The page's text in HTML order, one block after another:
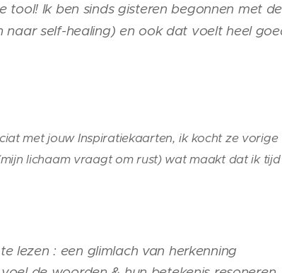
tool! Ik ben sinds gisteren begonnen met
self-healing) en ook dat voelt heel
met jouw Inspiratiekaarten, ik kocht ze
lichaam vraagt om rust) wat maakt dat ik
lezen : een glimlach van herkenning